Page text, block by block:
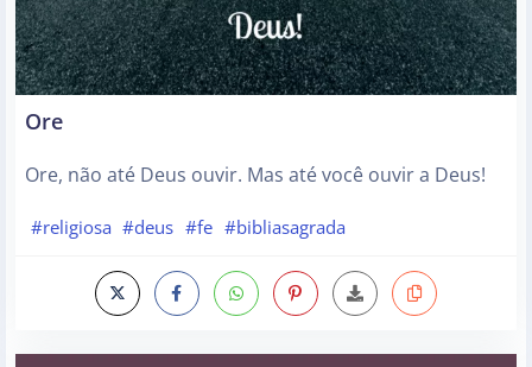
Ore
Ore, não até Deus ouvir. Mas até você ouvir a Deus!
#religiosa #deus #fe #bibliasagrada